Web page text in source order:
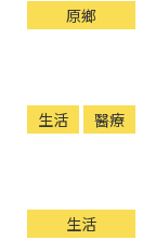
原鄉
生活 醫療
生活